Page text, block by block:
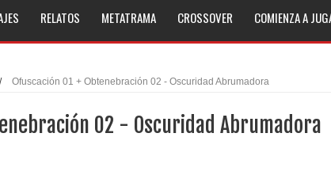
RELATOS METATRAMA CROSSOVER COMIENZA A
/ Ofuscación 01 + Obtenebración 02 - Oscuridad Abrumadora
02 - Oscuridad Abrumadora